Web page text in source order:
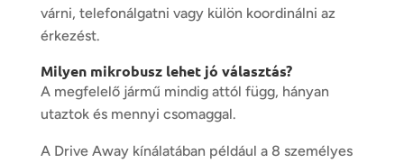
várni, telefonálgatni vagy külön koordinálni az
érkezést.
Milyen mikrobusz lehet jó választás?
A megfelelő jármű mindig attól függ, hányan
utaztok és mennyi csomaggal.
A Drive Away kínálatában például a 8 személyes